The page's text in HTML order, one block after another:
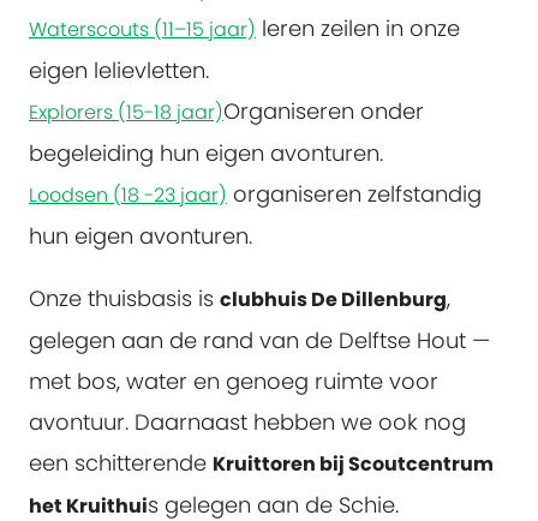
Waterscouts (11–15 jaar) leren zeilen in onze
eigen lelievletten.
Explorers (15-18 jaar)Organiseren onder
begeleiding hun eigen avonturen.
Loodsen (18 -23 jaar) organiseren zelfstandig
hun eigen avonturen.
Onze thuisbasis is clubhuis De Dillenburg,
gelegen aan de rand van de Delftse Hout —
met bos, water en genoeg ruimte voor
avontuur. Daarnaast hebben we ook nog
een schitterende Kruittoren bij Scoutcentrum
het Kruithuis gelegen aan de Schie.